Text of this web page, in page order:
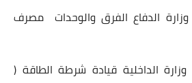
الدفاع الفرق والوحدات مصرف
الداخلية قيادة شرطة الطاقة (